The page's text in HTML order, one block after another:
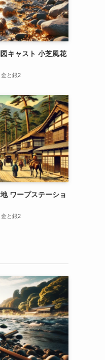
キャスト 小芝風花
と銀2
ワープステーショ
と銀2